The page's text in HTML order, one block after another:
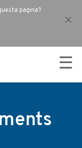
☰
pagina?
×